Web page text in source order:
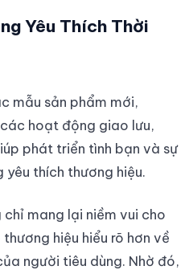
Yêu Thích Thời
mẫu sản phẩm mới,
hoạt động giao lưu,
phát triển tình bạn và sự
thích thương hiệu.
chỉ mang lại niềm vui cho
hiệu hiểu rõ hơn về
người tiêu dùng. Nhờ đó,